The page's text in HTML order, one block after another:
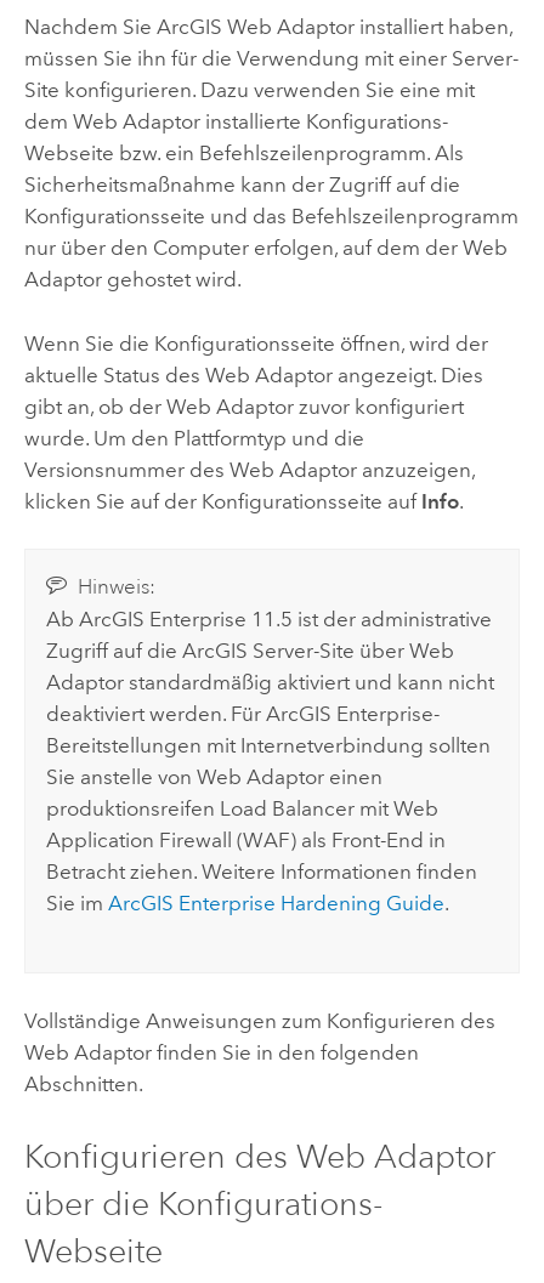
Nachdem Sie ArcGIS Web Adaptorinstalliert haben,
müssen Sie ihn für die Verwendung mit einer Server-
Site konfigurieren. Dazu verwenden Sie eine mit
dem Web Adaptor installierte Konfigurations-
Webseite bzw. ein Befehlszeilenprogramm. Als
Sicherheitsmaßnahme kann der Zugriff auf die
Konfigurationsseite und das Befehlszeilenprogramm
nur über den Computer erfolgen, auf dem der Web
Adaptor gehostet wird.
Wenn Sie die Konfigurationsseite öffnen, wird der
aktuelle Status des Web Adaptor angezeigt. Dies
gibt an, ob der Web Adaptor zuvor konfiguriert
wurde. Um den Plattformtyp und die
Versionsnummer des Web Adaptor anzuzeigen,
klicken Sie auf der Konfigurationsseite auf Info.
Hinweis:
AbArcGIS Enterprise 11.5 ist der administrative
Zugriff auf dieArcGIS Server-Site über Web
Adaptor standardmäßig aktiviert und kann nicht
deaktiviert werden. FürArcGIS Enterprise-
Bereitstellungen mit Internetverbindung sollten
Sie anstelle von Web Adaptor einen
produktionsreifen Load Balancer mit Web
Application Firewall (WAF) als Front-End in
Betracht ziehen. Weitere Informationen finden
Sie imArcGIS Enterprise Hardening Guide.
Vollständige Anweisungen zum Konfigurieren des
Web Adaptor finden Sie in den folgenden
Abschnitten.
Konfigurieren des Web Adaptor
über die Konfigurations-
Webseite